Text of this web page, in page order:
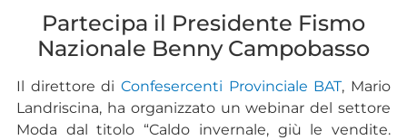
Partecipa il Presidente Fismo
Nazionale Benny Campobasso
Il direttore di Confesercenti Provinciale BAT, Mario
Landriscina, ha organizzato un webinar del settore
Moda dal titolo “Caldo invernale, giù le vendite.